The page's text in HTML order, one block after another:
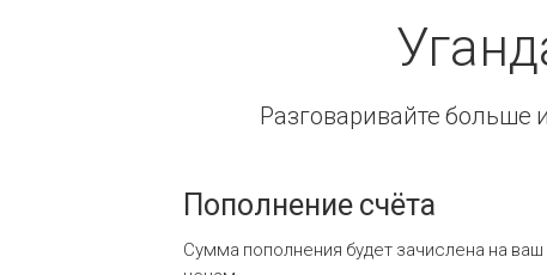
Разговаривайте больше
Пополнение счёта
Сумма пополнения будет зачислена на